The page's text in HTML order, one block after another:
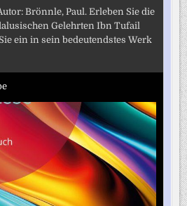
Brönnle, Paul. Erleben Sie die
Gelehrten Ibn Tufail
ein in sein bedeutendstes Werk